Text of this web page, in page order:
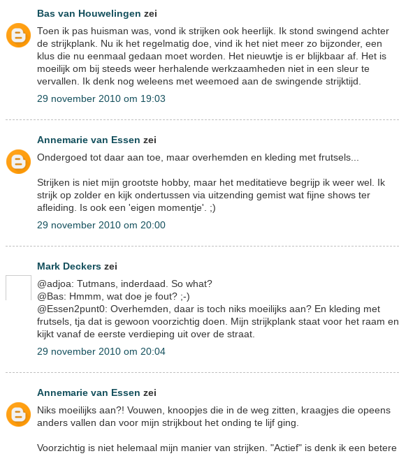
Bas van Houwelingen zei
Toen ik pas huisman was, vond ik strijken ook heerlijk. Ik stond swingend achter
de strijkplank. Nu ik het regelmatig doe, vind ik het niet meer zo bijzonder, een
klus die nu eenmaal gedaan moet worden. Het nieuwtje is er blijkbaar af. Het is
moeilijk om bij steeds weer herhalende werkzaamheden niet in een sleur te
vervallen. Ik denk nog weleens met weemoed aan de swingende strijktijd.
29 november 2010 om 19:03
Annemarie van Essen zei
Ondergoed tot daar aan toe, maar overhemden en kleding met frutsels...
Strijken is niet mijn grootste hobby, maar het meditatieve begrijp ik weer wel. Ik
strijk op zolder en kijk ondertussen via uitzending gemist wat fijne shows ter
afleiding. Is ook een 'eigen momentje'. ;)
29 november 2010 om 20:00
Mark Deckers zei
@adjoa: Tutmans, inderdaad. So what?
@Bas: Hmmm, wat doe je fout? ;-)
@Essen2punt0: Overhemden, daar is toch niks moeilijks aan? En kleding met
frutsels, tja dat is gewoon voorzichtig doen. Mijn strijkplank staat voor het raam en
kijkt vanaf de eerste verdieping uit over de straat.
29 november 2010 om 20:04
Annemarie van Essen zei
Niks moeilijks aan?! Vouwen, knoopjes die in de weg zitten, kraagjes die opeens
anders vallen dan voor mijn strijkbout het onding te lijf ging.
Voorzichtig is niet helemaal mijn manier van strijken. "Actief" is denk ik een betere